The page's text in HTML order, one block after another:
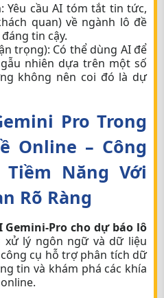
Yêu cầu AI tóm tắt tin tức,
quan) về ngành lô đề
tin cậy.
trọng): Có thể dùng AI để
nhiên dựa trên một số
không nên coi đó là dự
Pro Trong
Online – Công
Năng Với
Rõ Ràng
Gemini-Pro cho dự báo lô
lý ngôn ngữ và dữ liệu
cụ hỗ trợ phân tích dữ
tin và khám phá các khía